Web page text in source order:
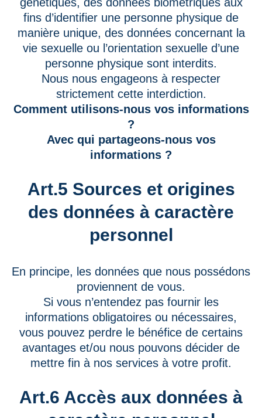
fins d’identifier une personne physique de
manière unique, des données concernant la
vie sexuelle ou l’orientation sexuelle d’une
personne physique sont interdits.
Nous nous engageons à respecter
strictement cette interdiction.
Comment utilisons-nous vos informations
?
Avec qui partageons-nous vos
informations ?
Art.5 Sources et origines
des données à caractère
personnel
En principe, les données que nous possédons
proviennent de vous.
Si vous n’entendez pas fournir les
informations obligatoires ou nécessaires,
vous pouvez perdre le bénéfice de certains
avantages et/ou nous pouvons décider de
mettre fin à nos services à votre profit.
Art.6 Accès aux données à